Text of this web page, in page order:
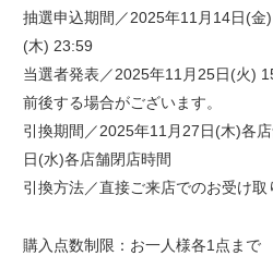
抽選申込期間／2025年11月14日(
(木) 23:59
当選者発表／2025年11月25日(火)
前後する場合がございます。
引換期間／2025年11月27日(木)各
日(水)各店舗閉店時間
引換方法／直接ご来店でのお受け取
購入点数制限：お一人様各1点まで